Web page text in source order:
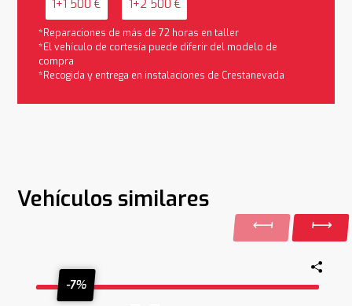
1+1 500 € 1+2 500 €
*Reparaciones de más de 72 horas en taller
*El vehículo de cortesía puede diferir del modelo de
compra
*Recogida y entrega en instalaciones de Crestanevada
Vehículos similares
-7%